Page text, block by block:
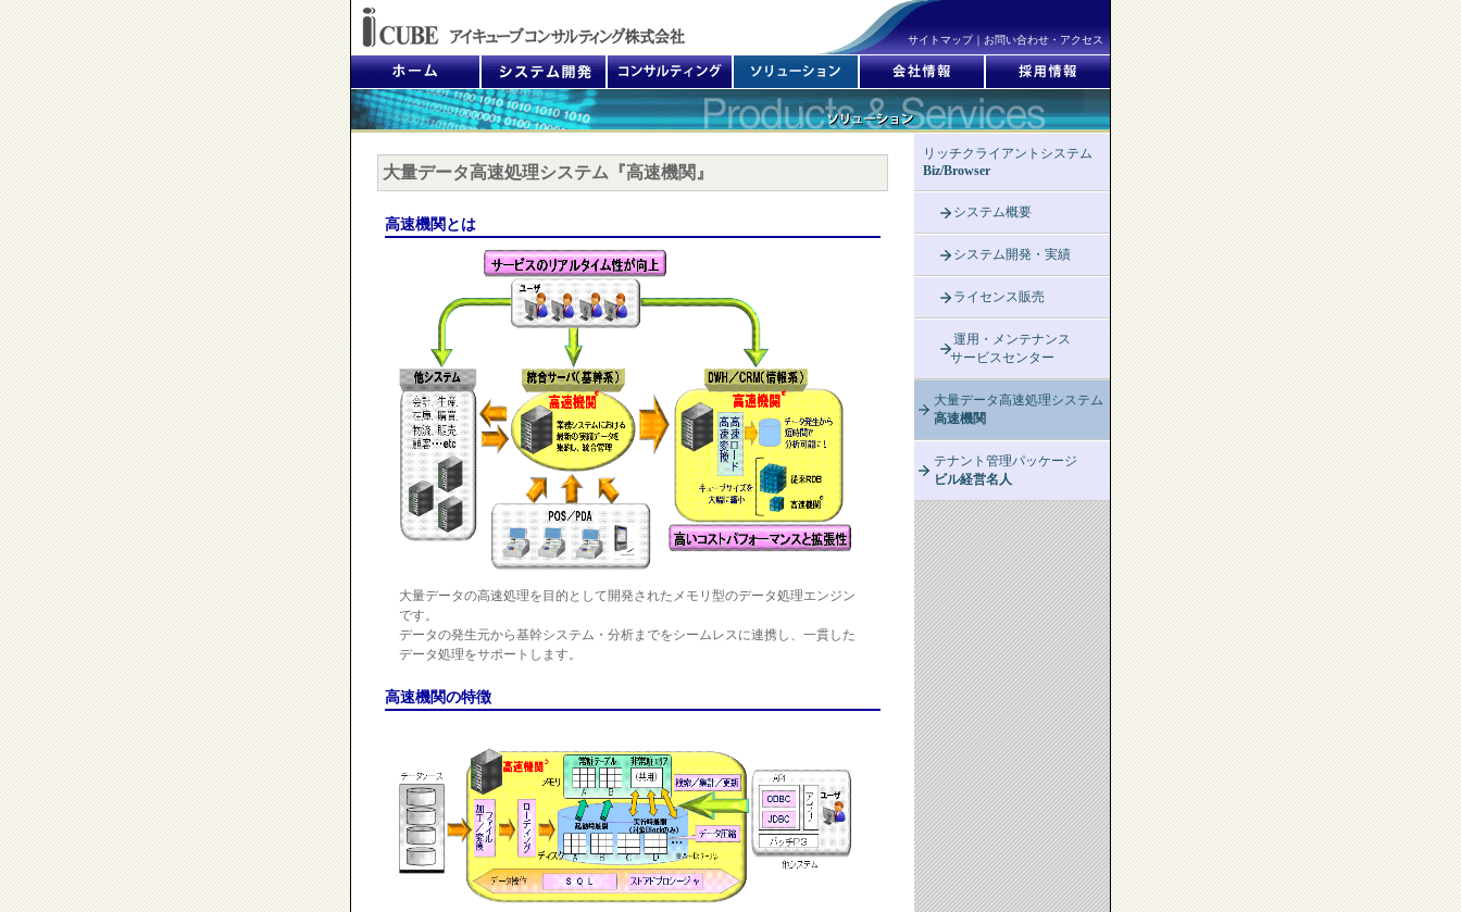
サイトマップ｜ お問い合わせ・アクセス
大量データ高速処理システム『高速機関』
高速機関とは
大量データの高速処理を目的として開発されたメモリ型のデータ処理エンジン
です。
データの発生元から基幹システム・分析までをシームレスに連携し、一貫した
データ処理をサポートします。
高速機関の特徴
リッチクライアントシステム
Biz/Browser
システム概要
システム開発・実績
ライセンス販売
運用・メンテナンス
サービスセンター
大量データ高速処理システム
高速機関
テナント管理パッケージ
ビル経営名人